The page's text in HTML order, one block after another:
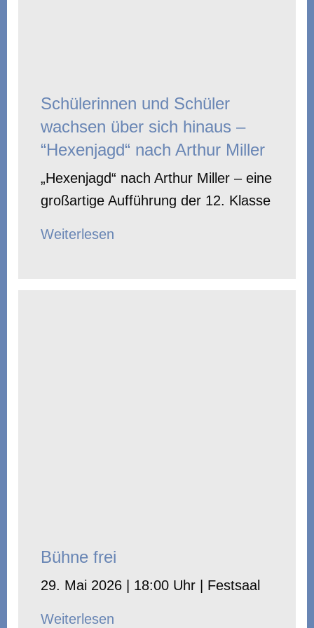
Schülerinnen und Schüler
wachsen über sich hinaus –
“Hexenjagd“ nach Arthur Miller
„Hexenjagd“ nach Arthur Miller – eine
großartige Aufführung der 12. Klasse
Weiterlesen
Bühne frei
29. Mai 2026 | 18:00 Uhr | Festsaal
Weiterlesen